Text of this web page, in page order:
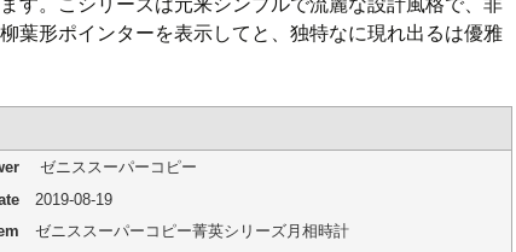
す。こシリーズは元来シンプルで流麗な設計風格で、非
葉形ポインターを表示してと、独特なに現れ出るは優雅
ゼニススーパーコピー
2019-08-19
ゼニススーパーコピー菁英シリーズ月相時計